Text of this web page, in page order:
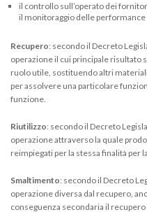
il controllo sull’operato dei
il monitoraggio delle performance
Recupero: secondo il Decreto
operazione il cui principale risultato
ruolo utile, sostituendo altri
per assolvere una particolare
funzione.
Riutilizzo: secondo il Decreto
operazione attraverso la quale
reimpiegati per la stessa finalità per
Smaltimento: secondo il Decreto
operazione diversa dal recupero,
conseguenza secondaria il